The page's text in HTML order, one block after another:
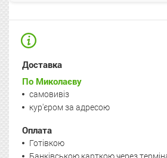
Доставка
По Миколаєву
самовивіз
кур'єром за адресою
Оплата
Готівкою
Банківською карткою через